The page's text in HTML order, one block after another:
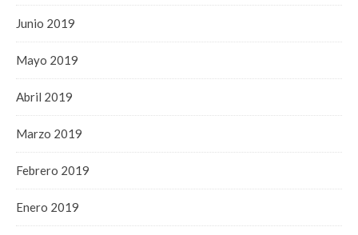
Junio 2019
Mayo 2019
Abril 2019
Marzo 2019
Febrero 2019
Enero 2019